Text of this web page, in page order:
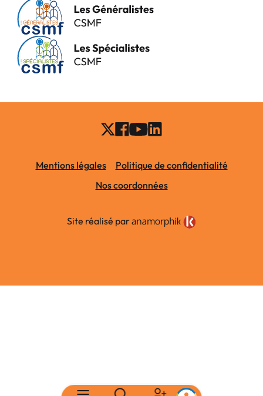
Mentions légales
Politique de confidentialité
Nos coordonnées
Site réalisé par